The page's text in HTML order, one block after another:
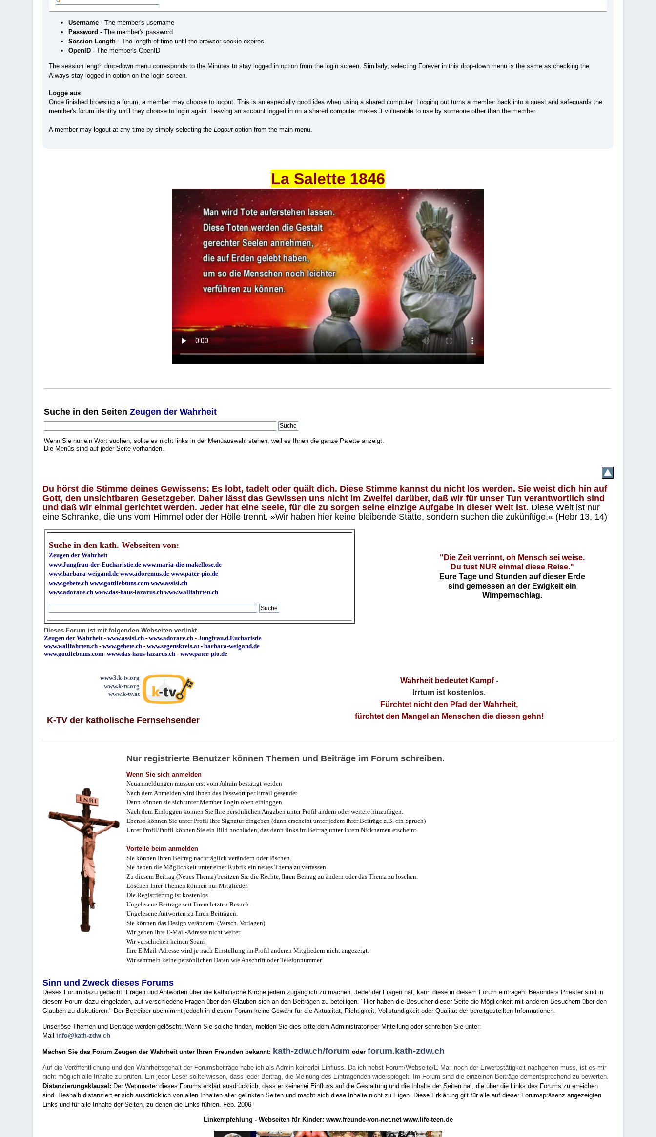
Username - The member's username
Password - The member's password
Session Length - The length of time until the browser cookie expires
OpenID - The member's OpenID
The session length drop-down menu corresponds to the Minutes to stay logged in option from the login screen. Similarly, selecting Forever in this drop-down menu is the same as checking the
Always stay logged in option on the login screen.
Logge aus
Once finished browsing a forum, a member may choose to logout. This is an especially good idea when using a shared computer. Logging out turns a member back into a guest and safeguards the
member's forum identity until they choose to login again. Leaving an account logged in on a shared computer makes it vulnerable to use by someone other than the member.
A member may logout at any time by simply selecting the Logout option from the main menu.
La Salette 1846
Suche in den SeitenZeugen der Wahrheit
Wenn Sie nur ein Wort suchen, sollte es nicht links in der Menüauswahl stehen, weil es Ihnen die ganze Palette anzeigt.
Die Menüs sind auf jeder Seite vorhanden..
Du hörst die Stimme deines Gewissens: Es lobt, tadelt oder quält dich. Diese Stimme kannst du nicht los werden. Sie weist dich hin auf
Gott, den unsichtbaren Gesetzgeber. Daher lässt das Gewissen uns nicht im Zweifel darüber, daß wir für unser Tun verantwortlich sind
und daß wir einmal gerichtet werden. Jeder hat eine Seele, für die zu sorgen seine einzige Aufgabe in dieser Welt ist. Diese Welt ist nur
eine Schranke, die uns vom Himmel oder der Hölle trennt. »Wir haben hier keine bleibende Stätte, sondern suchen die zukünftige.« (Hebr 13, 14)
Suche in den kath. Webseiten von:
Zeugen der Wahrheit
www.Jungfrau-der-Eucharistie.de www.maria-die-makellose.de
www.barbara-weigand.de www.adoremus.de www.pater-pio.de
www.gebete.ch www.gottliebtuns.com www.assisi.ch
www.adorare.ch www.das-haus-lazarus.ch www.wallfahrten.ch
"Die Zeit verrinnt, oh Mensch sei weise.
Du tust NUR einmal diese Reise."
Eure Tage und Stunden auf dieser Erde
sind gemessen an der Ewigkeit ein
Wimpernschlag.
Dieses Forum ist mit folgenden Webseiten verlinkt
Zeugen der Wahrheit-www.assisi.ch -www.adorare.ch -Jungfrau.d.Eucharistie
www.wallfahrten.ch -www.gebete.ch -www.segenskreis.at-barbara-weigand.de
www.gottliebtuns.com-www.das-haus-lazarus.ch - www.pater-pio.de
www3.k-tv.org
www.k-tv.org
www.k-tv.at
K-TV der katholische Fernsehsender
Wahrheit bedeutet Kampf-
Irrtum ist kostenlos.
Fürchtet nicht den Pfad der Wahrheit,
fürchtet den Mangel an Menschen die diesen gehn!
Nur registrierte Benutzer können Themen und Beiträge im Forum schreiben.
Wenn Sie sich anmelden
Neuanmeldungen müssen erst vom Admin bestätigt werden
Nach dem Anmelden wird Ihnen das Passwort per Email gesendet.
Dann können sie sich unter Member Login oben einloggen.
Nach dem Einloggen können Sie Ihre persönlichen Angaben unter Profil ändern oder weitere hinzufügen.
Ebenso können Sie unter Profil Ihre Signatur eingeben (dann erscheint unter jedem Ihrer Beiträge z.B. ein Spruch)
Unter Profil/Profil können Sie ein Bild hochladen, das dann links im Beitrag unter Ihrem Nicknamen erscheint.
Vorteile beim anmelden
Sie können Ihren Beitrag nachträglich verändern oder löschen.
Sie haben die Möglichkeit unter einer Rubrik ein neues Thema zu verfassen.
Zu diesem Beitrag (Neues Thema) besitzen Sie die Rechte, Ihren Beitrag zu ändern oder das Thema zu löschen.
Löschen Ihrer Themen können nur Mitglieder.
Die Registrierung ist kostenlos
Ungelesene Beiträge seit Ihrem letzten Besuch.
Ungelesene Antworten zu Ihren Beiträgen.
Sie können das Design verändern. (Versch. Vorlagen)
Wir geben Ihre E-Mail-Adresse nicht weiter
Wir verschicken keinen Spam
Ihre E-Mail-Adresse wird je nach Einstellung im Profil anderen Mitgliedern nicht angezeigt.
Wir sammeln keine persönlichen Daten wie Anschrift oder Telefonnummer
Sinn und Zweck dieses Forums
Dieses Forum dazu gedacht, Fragen und Antworten über die katholische Kirche jedem zugänglich zu machen. Jeder der Fragen hat, kann diese in diesem Forum eintragen. Besonders Priester sind in
diesem Forum dazu eingeladen, auf verschiedene Fragen über den Glauben sich an den Beiträgen zu beteiligen. "Hier haben die Besucher dieser Seite die Möglichkeit mit anderen Besuchern über den
Glauben zu diskutieren." Der Betreiber übernimmt jedoch in diesem Forum keine Gewähr für die Aktualität, Richtigkeit, Vollständigkeit oder Qualität der bereitgestellten Informationen.
Unseriöse Themen und Beiträge werden gelöscht. Wenn Sie solche finden, melden Sie dies bitte dem Administrator per Mitteilung oder schreiben Sie unter:
Mail info@kath-zdw.ch
Machen Sie das Forum Zeugen der Wahrheit unter Ihren Freunden bekannt: kath-zdw.ch/forum oderforum.kath-zdw.ch
Auf die Veröffentlichung und den Wahrheitsgehalt der Forumsbeiträge habe ich als Admin keinerlei Einfluss. Da ich nebst Forum/Webseite/E-Mail noch der Erwerbstätigkeit nachgehen muss, ist es mir
nicht möglich alle Inhalte zu prüfen. Ein jeder Leser sollte wissen, dass jeder Beitrag, die Meinung des Eintragenden widerspiegelt. Im Forum sind die einzelnen Beiträge dementsprechend zu bewerten.
Distanzierungsklausel: Der Webmaster dieses Forums erklärt ausdrücklich, dass er keinerlei Einfluss auf die Gestaltung und die Inhalte der Seiten hat, die über die Links des Forums zu erreichen
sind. Deshalb distanziert er sich ausdrücklich von allen Inhalten aller gelinkten Seiten und macht sich diese Inhalte nicht zu Eigen. Diese Erklärung gilt für alle auf dieser Forumspräsenz angezeigten
Links und für alle Inhalte der Seiten, zu denen die Links führen. Feb. 2006
Linkempfehlung - Webseiten für Kinder: www.freunde-von-net.net www.life-teen.de